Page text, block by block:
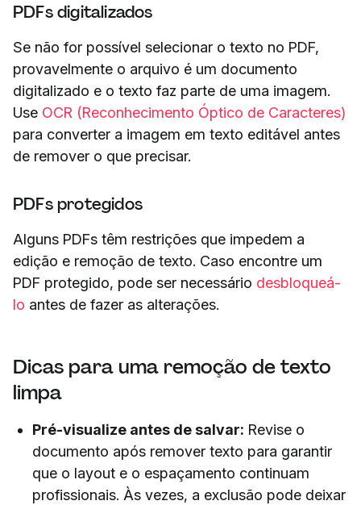
PDFs digitalizados
Se não for possível selecionar o texto no PDF,
provavelmente o arquivo é um documento
digitalizado e o texto faz parte de uma imagem.
Use OCR (Reconhecimento Óptico de Caracteres)
para converter a imagem em texto editável antes
de remover o que precisar.
PDFs protegidos
Alguns PDFs têm restrições que impedem a
edição e remoção de texto. Caso encontre um
PDF protegido, pode ser necessário desbloqueá-
lo antes de fazer as alterações.
Dicas para uma remoção de texto
limpa
Pré-visualize antes de salvar: Revise o
documento após remover texto para garantir
que o layout e o espaçamento continuam
profissionais. Às vezes, a exclusão pode deixar